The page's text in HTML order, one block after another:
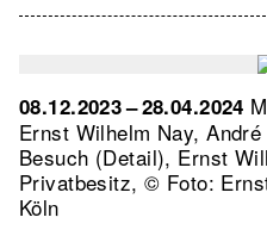
08.12.2023 – 28.04.2024
Ernst Wilhelm Nay,
Besuch (Detail), Ernst
Privatbesitz, © Foto:
Köln